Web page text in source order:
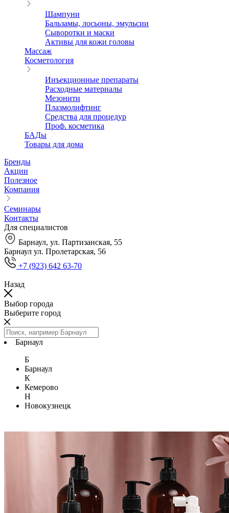
Шампуни
Бальзамы, лосьоны, эмульсии
Сыворотки и маски
Активы для кожи головы
Массаж
Косметология
Инъекционные препараты
Расходные материалы
Мезонити
Плазмолифтинг
Средства для процедур
Проф. косметика
БАДы
Товары для дома
Бренды
Акции
Полезное
Компания
Семинары
Контакты
Для специалистов
Барнаул, ул. Партизанская, 55
Барнаул ул. Пролетарская, 56
+7 (923) 642 63-70
Назад
Выбор города
Выберите город
Барнаул
Б
Барнаул
К
Кемерово
Н
Новокузнецк